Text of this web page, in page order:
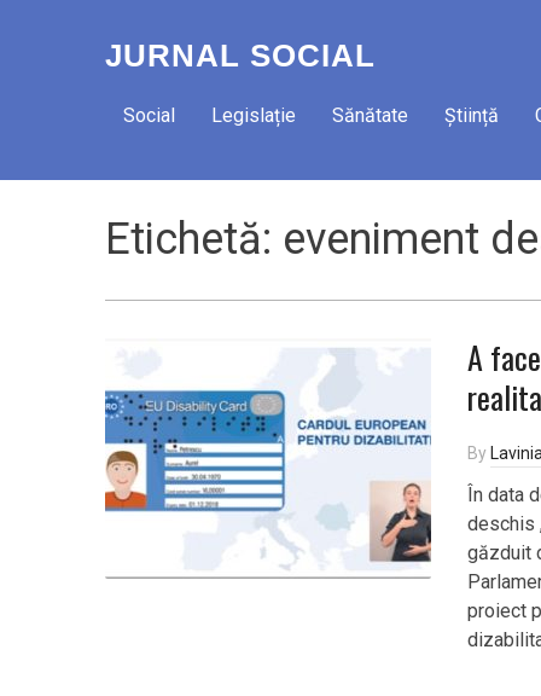
JURNAL SOCIAL
Social Legislație Sănătate Știință
Etichetă: eveniment
A
By
În data
deschis
găzduit
proiect